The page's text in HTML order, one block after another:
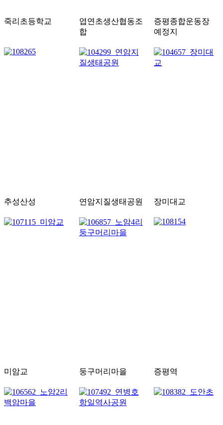
죽리초등학교
엽연초생산협동조
합
증평종합운동장
예정지
추성산성 연암지질생태공원 장미대교
미암교 둥구머리마을 증평역